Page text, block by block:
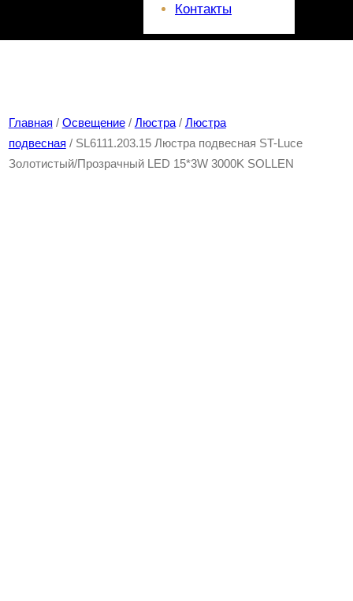
Контакты
Главная / Освещение/ Люстра/ Люстра
подвесная / SL6111.203.15 Люстра подвесная ST-Luce
Золотистый/Прозрачный LED 15*3W 3000K SOLLEN